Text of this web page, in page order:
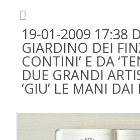
19-01-2009 17:38
GIARDINO DEI
CONTINI’ E DA
DUE GRANDI
‘GIU’ LE MANI DAI